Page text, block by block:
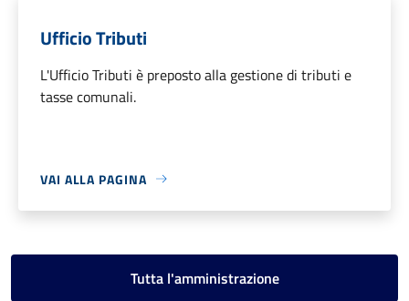
Ufficio Tributi
L'Ufficio Tributi è preposto alla gestione di tributi e
tasse comunali.
VAI ALLA PAGINA
Tutta l'amministrazione